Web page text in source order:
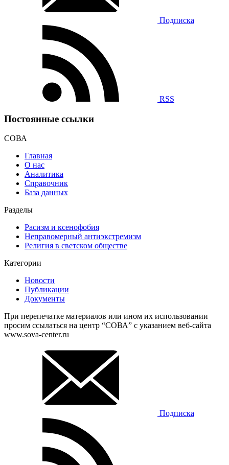
Подписка
RSS
Постоянные ссылки
СОВА
Главная
О нас
Аналитика
Справочник
База данных
Разделы
Расизм и ксенофобия
Неправомерный антиэкстремизм
Религия в светском обществе
Категории
Новости
Публикации
Документы
При перепечатке материалов или ином их использовании
просим ссылаться на центр “СОВА” с указанием веб-сайта
www.sova-center.ru
Подписка